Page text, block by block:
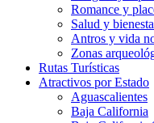
Romance y
Salud y
Antros y vida
Zonas
Rutas Turísticas
Atractivos por Estado
Aguascalientes
Baja California